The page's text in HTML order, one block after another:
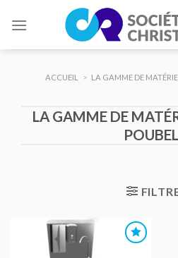
ACCUEIL > LA GAMME DE
LA GAMME DE
AJOUTER